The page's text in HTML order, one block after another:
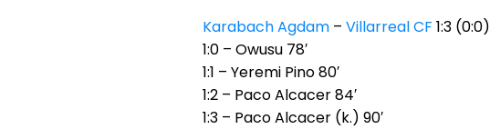
Karabach Agdam – Villarreal CF 1:3 (0:0)
1:0 – Owusu 78′
1:1 – Yeremi Pino 80′
1:2 – Paco Alcacer 84′
1:3 – Paco Alcacer (k.) 90′